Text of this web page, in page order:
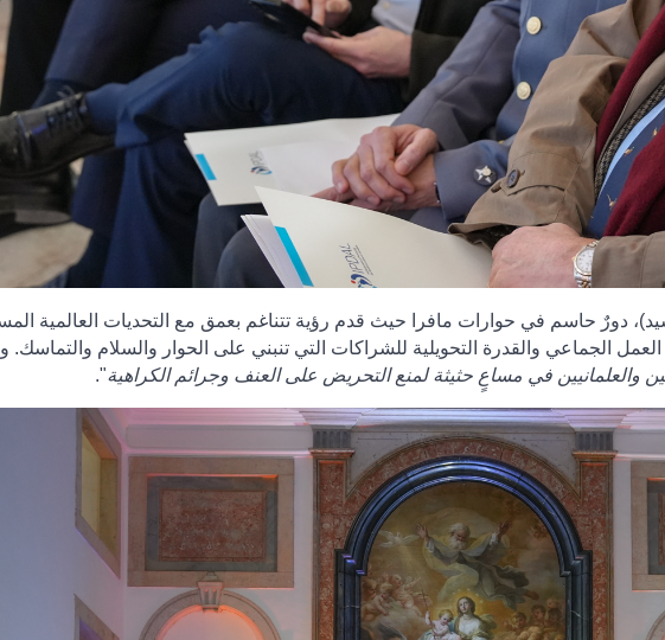
دورٌ حاسم في حوارات مافرا حيث قدم رؤية تتناغم بعمق مع التحديات العالمية
الجماعي والقدرة التحويلية للشراكات التي تنبني على الحوار والسلام والتماسك.
والعلمانيين في مساعٍ حثيثة لمنع التحريض على العنف وجرائم الكراهية".